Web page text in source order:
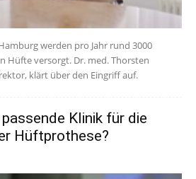
werden pro Jahr rund 3000
Hüfte versorgt. Dr. med. Thorsten
klärt über den Eingriff auf.
Klinik für die
Hüftprothese?